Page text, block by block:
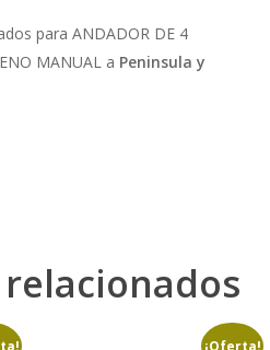
para ANDADOR DE 4
MANUAL a Peninsula y
¡Oferta!